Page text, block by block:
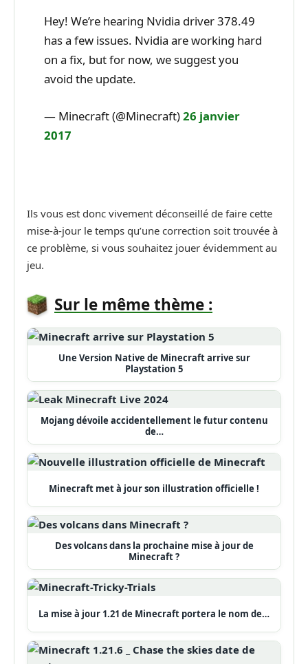
Hey! We’re hearing Nvidia driver 378.49
has a few issues. Nvidia are working hard
on a fix, but for now, we suggest you
avoid the update.
— Minecraft (@Minecraft)26 janvier
2017
Ils vous est donc vivement déconseillé de faire cette
mise-à-jour le temps qu’une correction soit trouvée à
ce problème, si vous souhaitez jouer évidemment au
jeu.
Sur le même thème :
Une Version Native de Minecraft arrive sur
Playstation 5
Mojang dévoile accidentellement le futur contenu
de…
Minecraft met à jour son illustration officielle !
Des volcans dans la prochaine mise à jour de
Minecraft ?
La mise à jour 1.21 de Minecraft portera le nom de…